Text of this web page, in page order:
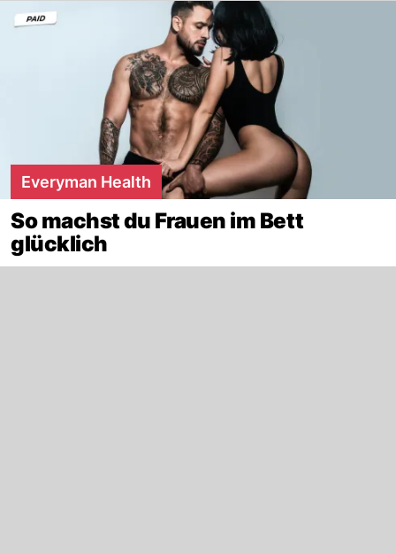
Everyman Health
So machst du Frauen im Bett
glücklich